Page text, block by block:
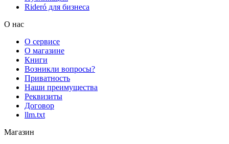
Rideró для бизнеса
О нас
О сервисе
О магазине
Книги
Возникли вопросы?
Приватность
Наши преимущества
Реквизиты
Договор
llm.txt
Магазин